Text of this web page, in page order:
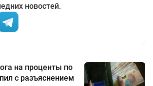
новостей.
на проценты по
с разъяснением